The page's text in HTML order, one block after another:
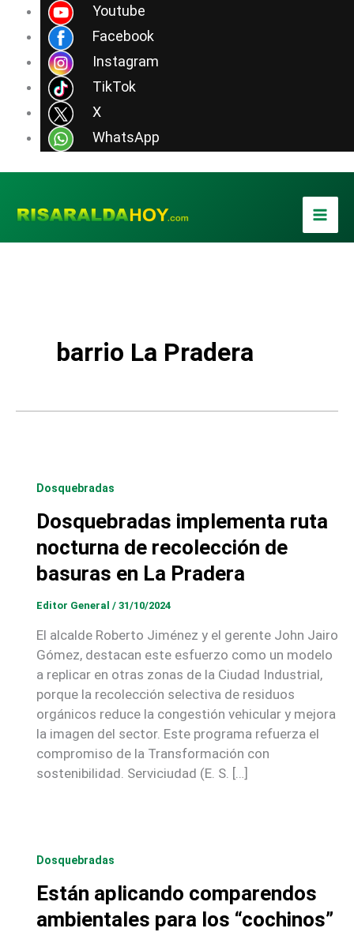
Youtube
Facebook
Instagram
TikTok
X
WhatsApp
contenido
barrio La Pradera
Dosquebradas
Dosquebradas implementa ruta
nocturna de recolección de
basuras en La Pradera
Editor General / 31/10/2024
El alcalde Roberto Jiménez y el gerente John Jairo
Gómez, destacan este esfuerzo como un modelo
a replicar en otras zonas de la Ciudad Industrial,
porque la recolección selectiva de residuos
orgánicos reduce la congestión vehicular y mejora
la imagen del sector. Este programa refuerza el
compromiso de la Transformación con
sostenibilidad. Serviciudad (E. S. […]
Dosquebradas
Están aplicando comparendos
ambientales para los “cochinos”